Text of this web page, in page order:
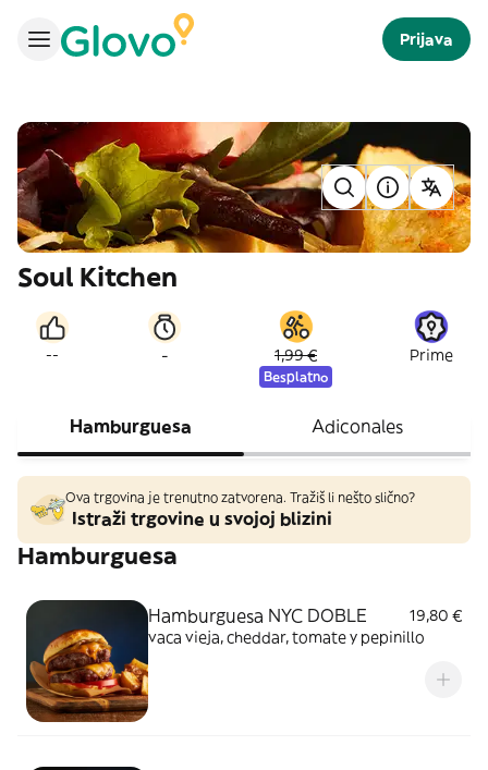
Prijava
Soul Kitchen
-- - 1,99 €
Besplatno
Prime
Hamburguesa Adiconales
Ova trgovina je trenutno zatvorena. Tražiš li nešto slično?
Istraži trgovine u svojoj blizini
Hamburguesa
Hamburguesa NYC DOBLE
19,80 €
vaca vieja, cheddar, tomate y pepinillo